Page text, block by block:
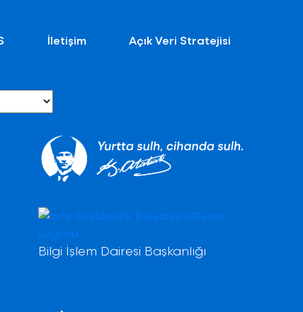
İletişim Açık Veri Stratejisi
Bilgi İşlem Dairesi Başkanlığı